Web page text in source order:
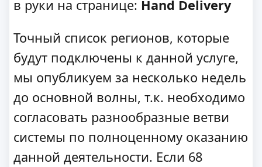
в руки на странице: Hand Delivery
Точный список регионов, которые
будут подключены к данной услуге,
мы опубликуем за несколько недель
до основной волны, т.к. необходимо
согласовать разнообразные ветви
системы по полноценному оказанию
данной деятельности. Если 68